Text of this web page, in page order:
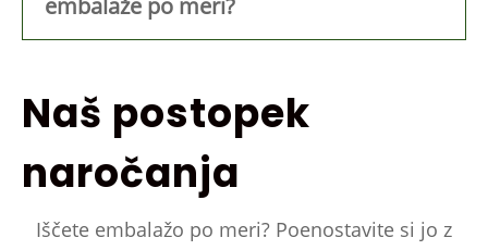
embalaže po meri?
Naš postopek
naročanja
Iščete embalažo po meri? Poenostavite si jo z